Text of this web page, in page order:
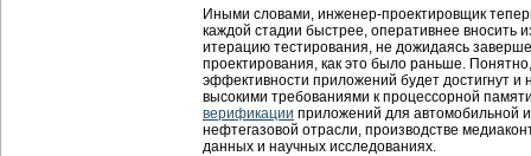
Иными словами, инженер-проектировщик
каждой стадии быстрее, оперативнее вносить
итерацию тестирования, не дожидаясь
проектирования, как это было раньше.
эффективности приложений будет достигнут и
высокими требованиями к процессорной
верификации приложений для автомобильной
нефтегазовой отрасли, производстве
данных и научных исследованиях.